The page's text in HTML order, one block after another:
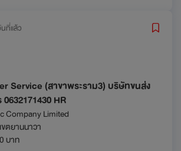
ที่แล้ว
Service (สาขาพระราม3) บริษัทขนส่ง
HR
Company Limited
ตยานนาวา
บาท